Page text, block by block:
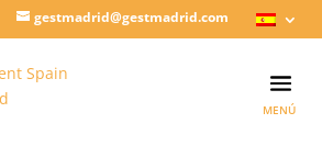
gestmadrid@gestmadrid.com